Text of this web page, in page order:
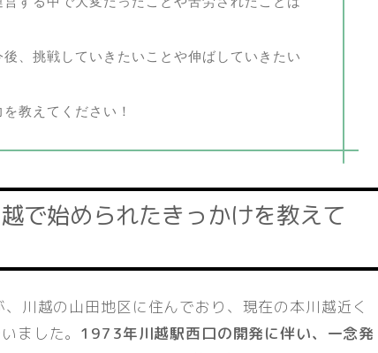
後、挑戦していきたいことや伸ばしていきたい
教えてください！
で始められたきっかけを教えて
川越の山田地区に住んでおり、現在の本川越近く
ました。 1973年川越駅西口の開発に伴い、一念発